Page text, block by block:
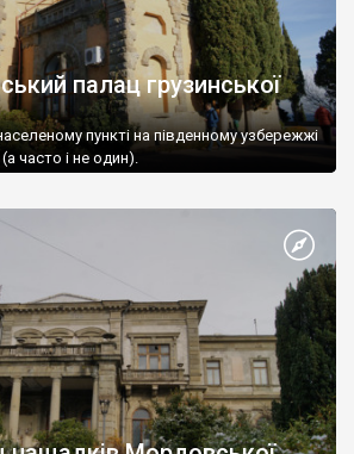
палац грузинської
пункті на південному узбережжі
часто і не один).